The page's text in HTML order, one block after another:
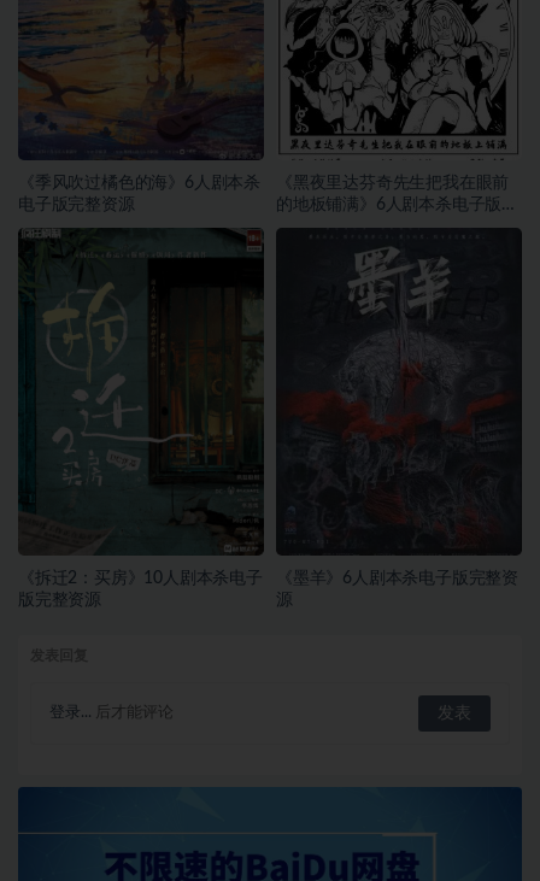
《季风吹过橘色的海》6人剧本杀
电子版完整资源
《黑夜里达芬奇先生把我在眼前
的地板铺满》6人剧本杀电子版完
整资源
《拆迁2：买房》10人剧本杀电子
版完整资源
《墨羊》6人剧本杀电子版完整资
源
登录... 后才能评论